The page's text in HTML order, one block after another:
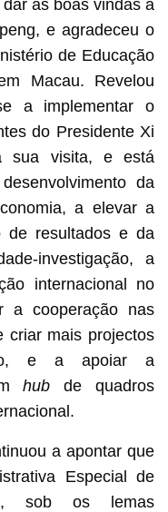
as boas vindas à
e agradeceu o
de Educação
Macau. Revelou
a implementar o
do Presidente Xi
sua visita, e está
da
a elevar a
de resultados e da
investigação, a
internacional no
a cooperação nas
criar mais projectos
e a apoiar a
hub de quadros
a apontar que
Especial de
sob os lemas